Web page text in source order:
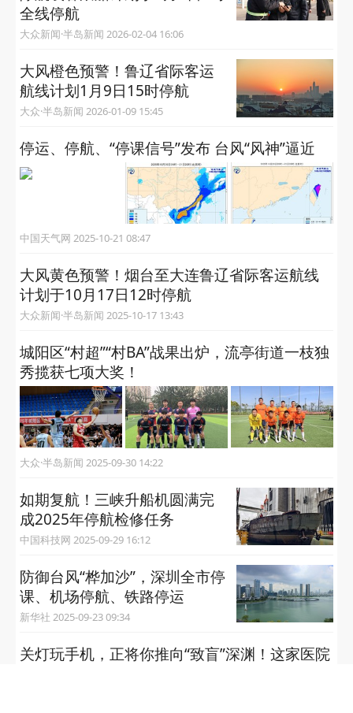
全线停航
大众新闻·半岛新闻 2026-02-04 16:06
大风橙色预警！鲁辽省际客运
航线计划1月9日15时停航
大众·半岛新闻 2026-01-09 15:45
停运、停航、“停课信号”发布 台风“风神”逼近
中国天气网 2025-10-21 08:47
大风黄色预警！烟台至大连鲁辽省际客运航线
计划于10月17日12时停航
大众新闻·半岛新闻 2025-10-17 13:43
城阳区“村超”“村BA”战果出炉，流亭街道一枝独
秀揽获七项大奖！
大众·半岛新闻 2025-09-30 14:22
如期复航！三峡升船机圆满完
成2025年停航检修任务
中国科技网 2025-09-29 16:12
防御台风“桦加沙”，深圳全市停
课、机场停航、铁路停运
新华社 2025-09-23 09:34
关灯玩手机，正将你推向“致盲”深渊！这家医院